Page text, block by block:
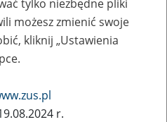
tylko niezbędne pliki
możesz zmienić swoje
kliknij „Ustawienia
r.